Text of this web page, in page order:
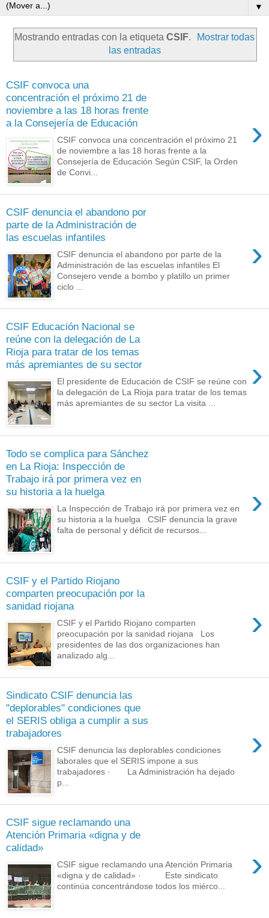
▼
Mostrando entradas con la etiqueta CSIF.
Mostrar todas
las entradas
CSIF convoca una
concentración el próximo 21 de
noviembre a las 18 horas frente
a la Consejería de Educación
›
CSIF convoca una concentración el próximo 21
de noviembre a las 18 horas frente a la
Consejería de Educación Según CSIF, la Orden
de Convi...
CSIF denuncia el abandono por
parte de la Administración de
las escuelas infantiles
›
CSIF denuncia el abandono por parte de la
Administración de las escuelas infantiles El
Consejero vende a bombo y platillo un primer
ciclo ...
CSIF Educación Nacional se
reúne con la delegación de La
Rioja para tratar de los temas
más apremiantes de su sector
›
El presidente de Educación de CSIF se reúne con
la delegación de La Rioja para tratar de los temas
más apremiantes de su sector La visita ...
Todo se complica para Sánchez
en La Rioja: Inspección de
Trabajo irá por primera vez en
su historia a la huelga
›
La Inspección de Trabajo irá por primera vez en
su historia a la huelga CSIF denuncia la grave
falta de personal y déficit de recursos...
CSIF y el Partido Riojano
comparten preocupación por la
sanidad riojana
›
CSIF y el Partido Riojano comparten
preocupación por la sanidad riojana Los
presidentes de las dos organizaciones han
analizado alg...
Sindicato CSIF denuncia las
"deplorables" condiciones que
el SERIS obliga a cumplir a sus
trabajadores
›
CSIF denuncia las deplorables condiciones
laborales que el SERIS impone a sus
trabajadores · La Administración ha dejado
p...
CSIF sigue reclamando una
Atención Primaria «digna y de
calidad»
›
CSIF sigue reclamando una Atención Primaria
«digna y de calidad» · Este sindicato
continúa concentrándose todos los miérco...